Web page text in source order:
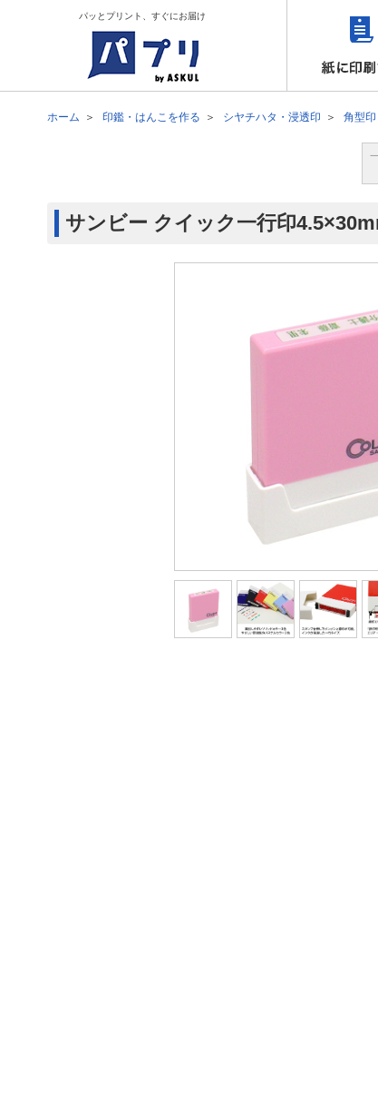
パッとプリント、すぐにお届け
ホーム 印鑑・はんこを作る シヤチハタ・浸透印 角型
サンビー クイック一行印